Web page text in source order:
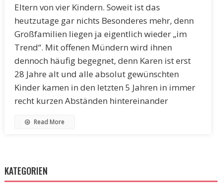
Eltern von vier Kindern. Soweit ist das
heutzutage gar nichts Besonderes mehr, denn
Großfamilien liegen ja eigentlich wieder „im
Trend“. Mit offenen Mündern wird ihnen
dennoch häufig begegnet, denn Karen ist erst
28 Jahre alt und alle absolut gewünschten
Kinder kamen in den letzten 5 Jahren in immer
recht kurzen Abständen hintereinander
Read More
KATEGORIEN